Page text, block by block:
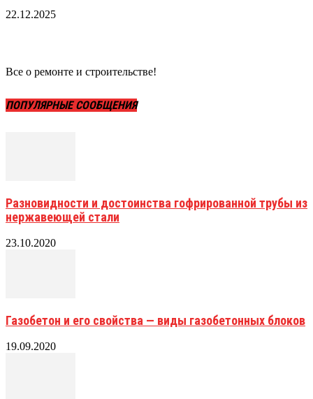
22.12.2025
Все о ремонте и строительстве!
ПОПУЛЯРНЫЕ СООБЩЕНИЯ
Разновидности и достоинства гофрированной трубы из
нержавеющей стали
23.10.2020
Газобетон и его свойства — виды газобетонных блоков
19.09.2020